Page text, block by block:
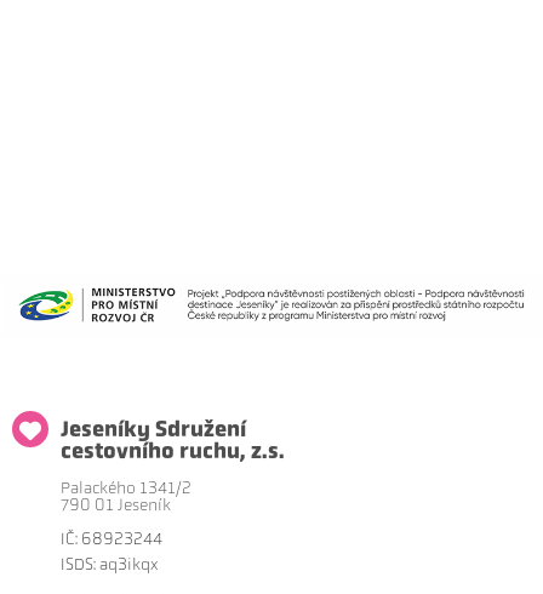
Jeseníky Sdružení
cestovního ruchu, z.s.
Palackého 1341/2
790 01 Jeseník
IČ: 68923244
ISDS: aq3ikqx